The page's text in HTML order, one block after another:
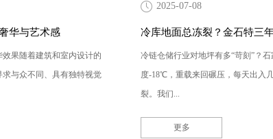
华与艺术感
果随着建筑和室内设计的
与众不同、具有独特视觉
2025-07-08
冷库地面总冻裂？金石特三
冷链仓储行业对地坪有多“苛刻”？
度-18℃，重载来回碾压，每天出入
裂。我们...
更多